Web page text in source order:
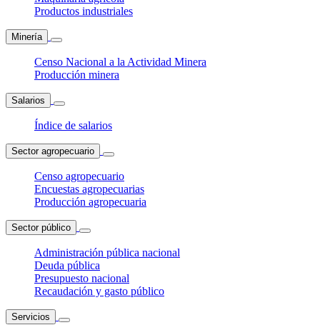
Productos industriales
Minería
Censo Nacional a la Actividad Minera
Producción minera
Salarios
Índice de salarios
Sector agropecuario
Censo agropecuario
Encuestas agropecuarias
Producción agropecuaria
Sector público
Administración pública nacional
Deuda pública
Presupuesto nacional
Recaudación y gasto público
Servicios